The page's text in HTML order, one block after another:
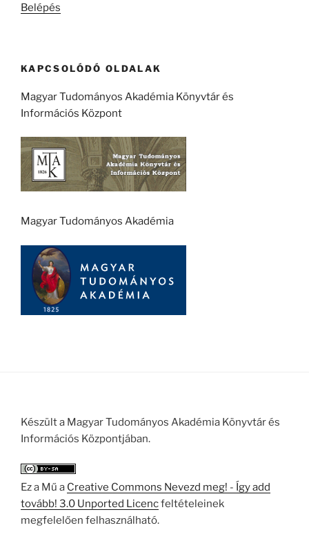
Belépés
KAPCSOLÓDÓ OLDALAK
Magyar Tudományos Akadémia Könyvtár és
Információs Központ
Magyar Tudományos Akadémia
Készült a Magyar Tudományos Akadémia Könyvtár és
Információs Központjában.
Ez a Mű a Creative Commons Nevezd meg! - Így add
tovább! 3.0 Unported Licencfeltételeinek
megfelelően felhasználható.